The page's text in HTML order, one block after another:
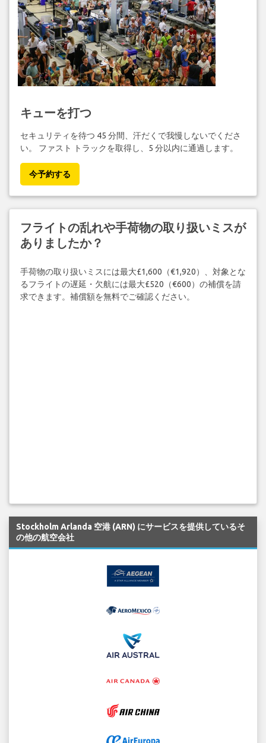
キューを打つ
セキュリティを待つ 45 分間、汗だくで我慢しないでくださ
い。 ファスト トラックを取得し、5 分以内に通過します。
今予約する
フライトの乱れや手荷物の取り扱いミスが
ありましたか？
手荷物の取り扱いミスには最大£1,600（€1,920）、対象とな
るフライトの遅延・欠航には最大£520（€600）の補償を請
求できます。補償額を無料でご確認ください。
Stockholm Arlanda 空港 (ARN) にサービスを提供しているそ
の他の航空会社